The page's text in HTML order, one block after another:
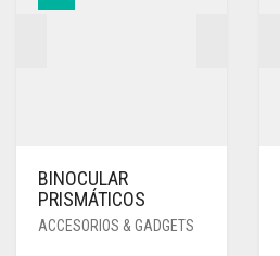
BINOCULAR
PRISMÁTICOS
ACCESORIOS & GADGETS